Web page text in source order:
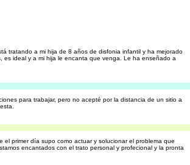
tratando a mi hija de 8 años de disfonia infantil y ha mejorado
es ideal y a mi hija le encanta que venga. Le ha enseñado a
para trabajar, pero no acepté por la distancia de un sitio a
el primer día supo como actuar y solucionar el problema que
encantados con el trato personal y profecional y la pronta